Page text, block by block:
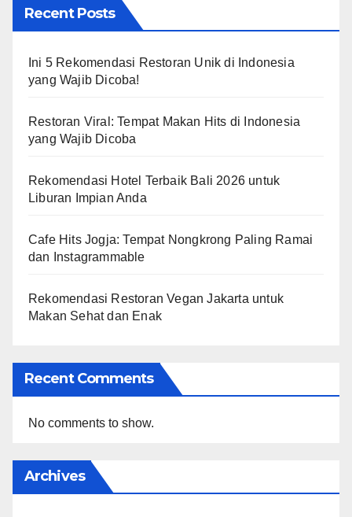
Recent Posts
Ini 5 Rekomendasi Restoran Unik di Indonesia
yang Wajib Dicoba!
Restoran Viral: Tempat Makan Hits di Indonesia
yang Wajib Dicoba
Rekomendasi Hotel Terbaik Bali 2026 untuk
Liburan Impian Anda
Cafe Hits Jogja: Tempat Nongkrong Paling Ramai
dan Instagrammable
Rekomendasi Restoran Vegan Jakarta untuk
Makan Sehat dan Enak
Recent Comments
No comments to show.
Archives